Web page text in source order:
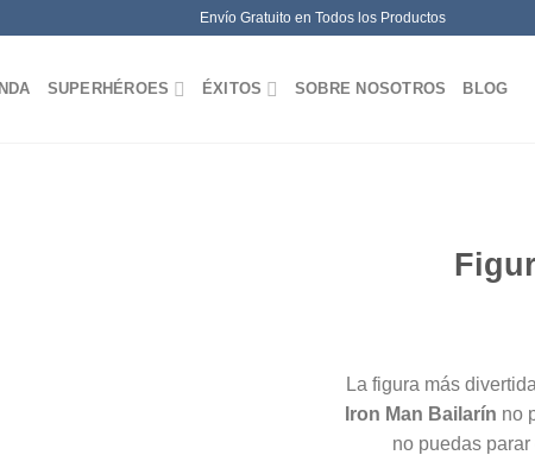
Envío Gratuito en Todos los Productos
SUPERHÉROES ÉXITOS SOBRE NOSOTROS BLOG
La figura más
Iron Man Bailarín no
no puedas